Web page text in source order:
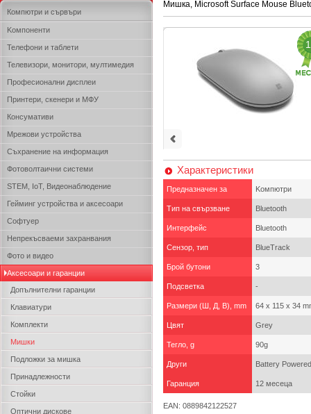
Компютри и сървъри
Kомпоненти
Телефони и таблети
Телевизори, монитори, мултимедия
Професионални дисплеи
Принтери, скенери и МФУ
Консумативи
Мрежови устройства
Съхранение на информация
Фотоволтаични системи
STEM, IoT, Видеонаблюдение
Гейминг устройства и аксесоари
Софтуер
Непрекъсваеми захранвания
Фото и видео
Аксесоари и гаранции
Допълнителни гаранции
Клавиатури
Комплекти
Мишки
Подложки за мишка
Принадлежности
Стойки
Оптични дискове
Мишка, Microsoft Surface Mouse
Характеристики
Предназначен за Kомпютри
Тип на свързване Bluetooth
Интерфейс Bluetooth
Сензор, тип BlueTrack
Брой бутони 3
Подсветка -
Размери (Ш, Д, В), mm 64 x 115 x 34
Цвят Grey
Тегло, g 90g
Други Battery
Гаранция 12 месеца
EAN: 0889842122527